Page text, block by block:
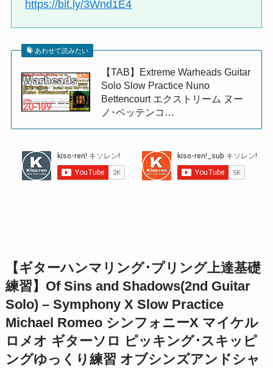
https://bit.ly/3Wnd1E4
あわせて読みたい
【TAB】Extreme Warheads Guitar
Solo Slow Practice Nuno
Bettencourt エクストリーム ヌー
ノ･ベッテンコ…
【ギターハンマリング･プリング上達基礎
練習】Of Sins and Shadows(2nd Guitar
Solo) – Symphony X Slow Practice
Michael Romeo シンフォニーX マイケル
ロメオ ギターソロ ピッキング･スキッピ
ングゆっくり練習 オブシンズアンドシャ